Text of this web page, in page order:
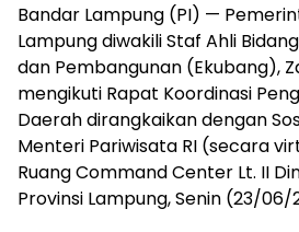
Bandar Lampung (PI) —
Lampung diwakili Staf Ahli
dan Pembangunan (Ekubang),
mengikuti Rapat Koordinasi
Daerah dirangkaikan dengan
Menteri Pariwisata RI (secara
Ruang Command Center Lt. II
Provinsi Lampung, Senin (23/06/